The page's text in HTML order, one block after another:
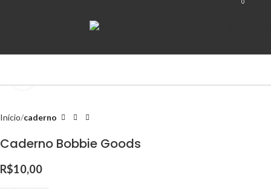
0
Início caderno
Caderno Bobbie Goods
R$10,00